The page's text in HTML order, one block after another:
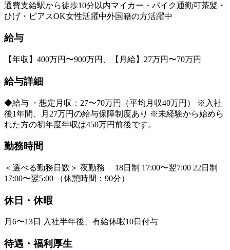
通費支給駅から徒歩10分以内マイカー・バイク通勤可茶髪・
ひげ・ピアスOK女性活躍中外国籍の方活躍中
給与
【年収】400万円〜900万円、【月給】27万円〜70万円
給与詳細
◆給与 ・想定月収：27〜70万円（平均月収40万円） ※入社
後1年間、月27万円の給与保障制度あり ※未経験から始めら
れた方の初年度年収は450万円前後です。
勤務時間
＜選べる勤務日数＞ 夜勤務 18日制 17:00〜翌7:00 22日制
17:00〜翌5:00 （休憩時間：90分）
休日・休暇
月6〜13日 入社半年後、有給休暇10日付与
待遇・福利厚生